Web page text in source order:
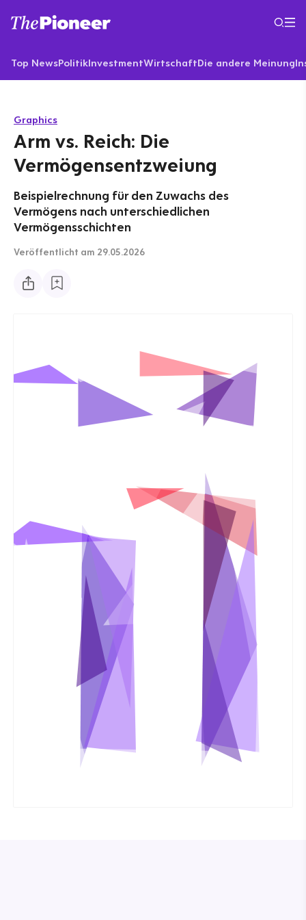
Top NewsPolitikInvestmentWirtschaftDie andere Meinung
Graphics
Arm vs. Reich: Die
Vermögensentzweiung
Beispielrechnung für den Zuwachs des
Vermögens nach unterschiedlichen
Vermögensschichten
Veröffentlicht am 29.05.2026